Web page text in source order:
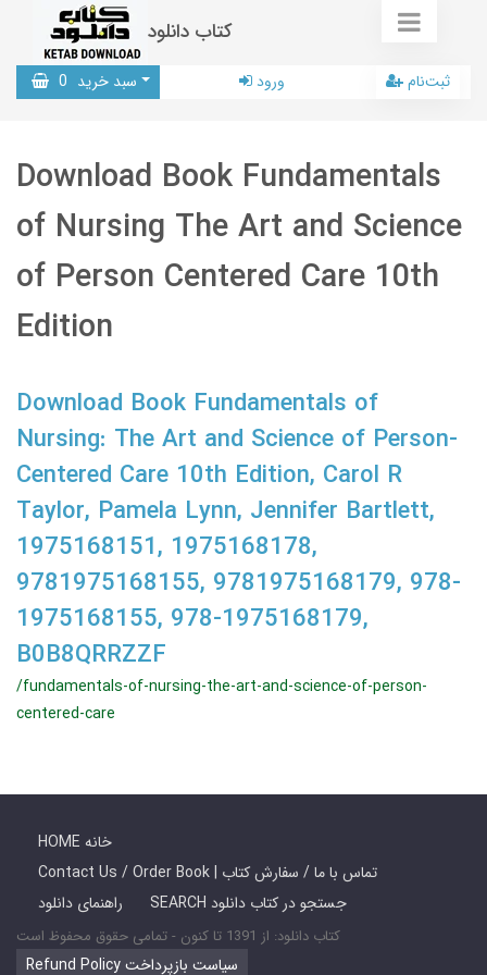
کتاب دانلود
سبد خرید 0 ورود ثبت‌نام
Download Book Fundamentals
of Nursing The Art and Science
of Person Centered Care 10th
Edition
Download Book Fundamentals of
Nursing: The Art and Science of Person-
Centered Care 10th Edition, Carol R
Taylor, Pamela Lynn, Jennifer Bartlett,
1975168151, 1975168178,
9781975168155, 9781975168179, 978-
1975168155, 978-1975168179,
B0B8QRRZZF
/fundamentals-of-nursing-the-art-and-science-of-person-
centered-care
HOME خانه
Contact Us / Order Book | تماس با ما / سفارش کتاب
راهنمای دانلود
SEARCH جستجو در کتاب دانلود
کتاب دانلود: از 1391 تا کنون - تمامی حقوق محفوظ است
Refund Policy سیاست بازپرداخت